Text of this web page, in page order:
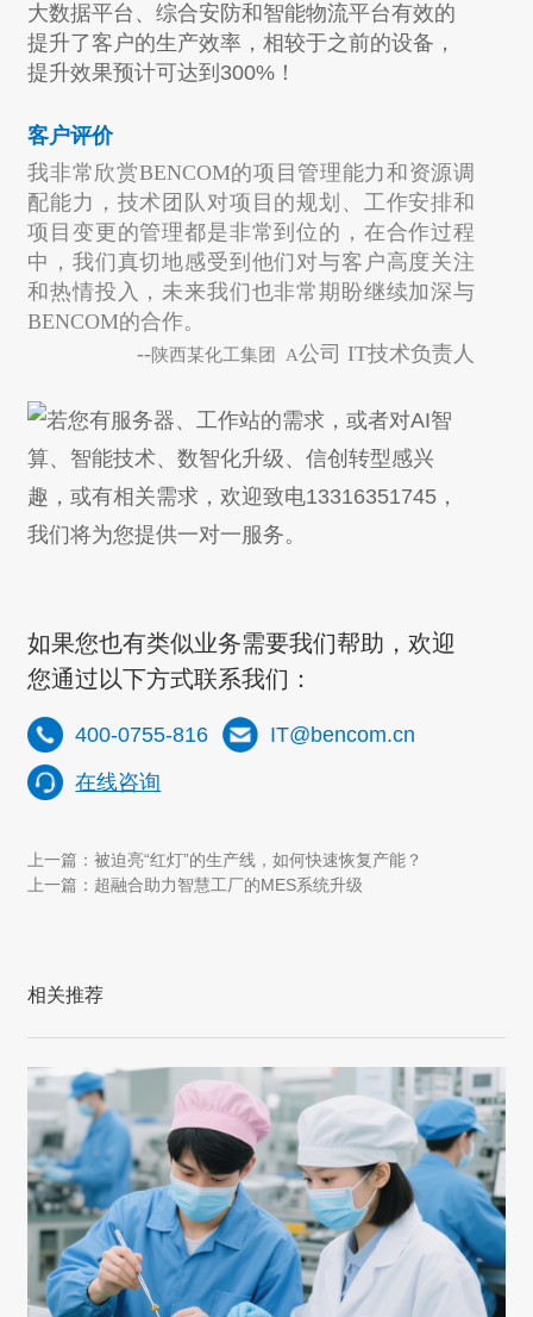
大数据平台、综合安防和智能物流平台有效的
提升了客户的生产效率，相较于之前的设备，
提升效果预计可达到300%！
客户评价
我非常欣赏BENCOM的项目管理能力和资源调
配能力，技术团队对项目的规划、工作安排和
项目变更的管理都是非常到位的，在合作过程
中，我们真切地感受到他们对与客户高度关注
和热情投入，未来我们也非常期盼继续加深与
BENCOM的合作。
--陕西某化工集团 A公司 IT技术负责人
若您有服务器、工作站的需求，或者对AI智
算、智能技术、数智化升级、信创转型感兴
趣，或有相关需求，欢迎致电13316351745，
我们将为您提供一对一服务。
如果您也有类似业务需要我们帮助，欢迎
您通过以下方式联系我们：
400-0755-816
IT@bencom.cn
在线咨询
上一篇：被迫亮“红灯”的生产线，如何快速恢复产能？
上一篇：超融合助力智慧工厂的MES系统升级
相关推荐